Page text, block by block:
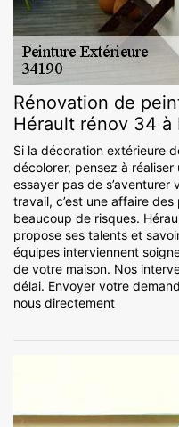
Rénovation de
Hérault rénov 34 à
Si la décoration extérieure
décolorer, pensez à
essayer pas de s’aventurer
travail, c’est une affaire
beaucoup de risques.
propose ses talents et
équipes interviennent
de votre maison. Nos
délai. Envoyer votre
nous directement